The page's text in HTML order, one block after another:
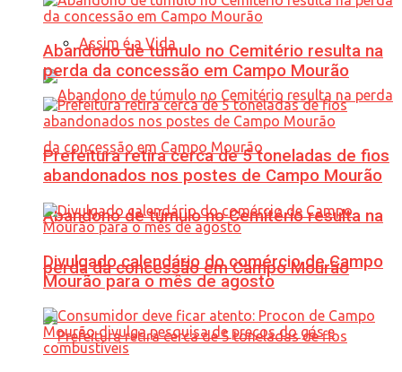
Assim é a Vida
Abandono de túmulo no Cemitério resulta na
perda da concessão em Campo Mourão
Abandono de túmulo no Cemitério resulta na
perda da concessão em Campo Mourão
Prefeitura retira cerca de 5 toneladas de fios
abandonados nos postes de Campo Mourão
Divulgado calendário do comércio de Campo
Mourão para o mês de agosto